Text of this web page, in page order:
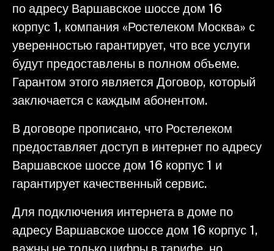
по адресу Варшавское шоссе дом 16
корпус 1, компания «Ростелеком Москва» с
уверенностью гарантирует, что все услуги
будут предоставлены в полном объеме.
Гарантом этого является Договор, который
заключается с каждым абонентом.
В договоре прописано, что Ростелеком
предоставляет доступ в интернет по адресу
Варшавское шоссе дом 16 корпус 1 и
гарантирует качественный сервис.
Для подключения интернета в доме по
адресу Варшавское шоссе дом 16 корпус 1,